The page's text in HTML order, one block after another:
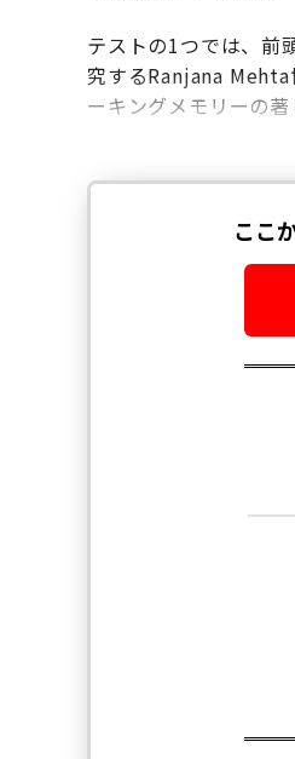
テストの1つでは、前
究するRanjana
ーキングメモリーの